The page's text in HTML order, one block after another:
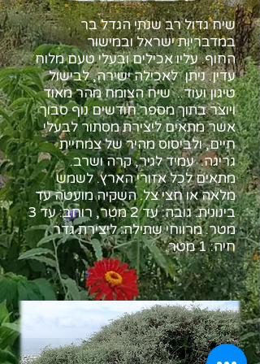
שיח גדול רב שנתי הגדל בר
במדבריות ישראל ובמישור
החוף. עליו אכילים ובעלי טעם מלוח
עדין. ניתן לאכילה ישירה, לבישול
טיגון ועוד.. שיח הצומח מהר מאוד
ויוצר בתוך מספר חודשים נוף סבוך
אשר מתאים ליצירת מסתור לבעלי
חיים, ולביסוס מהיר של צמחיית
גריגה. עמיד לגיר, קרה ושרב.
מתאים לכל אזורי הארץ. לשמש
מלאה או חצי צל. השקיה מועטה עד
בינונית. גובה: עד 2 מטר, רוחב: עד 3
מטר. מרווחי שתילה: ליצירת גדר
חיה: 1 מטר.